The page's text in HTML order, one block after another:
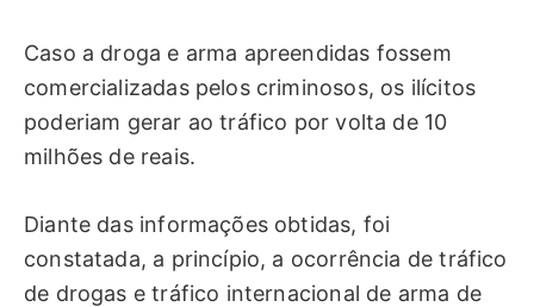
Caso a droga e arma apreendidas fossem
comercializadas pelos criminosos, os ilícitos
poderiam gerar ao tráfico por volta de 10
milhões de reais.
Diante das informações obtidas, foi
constatada, a princípio, a ocorrência de tráfico
de drogas e tráfico internacional de arma de